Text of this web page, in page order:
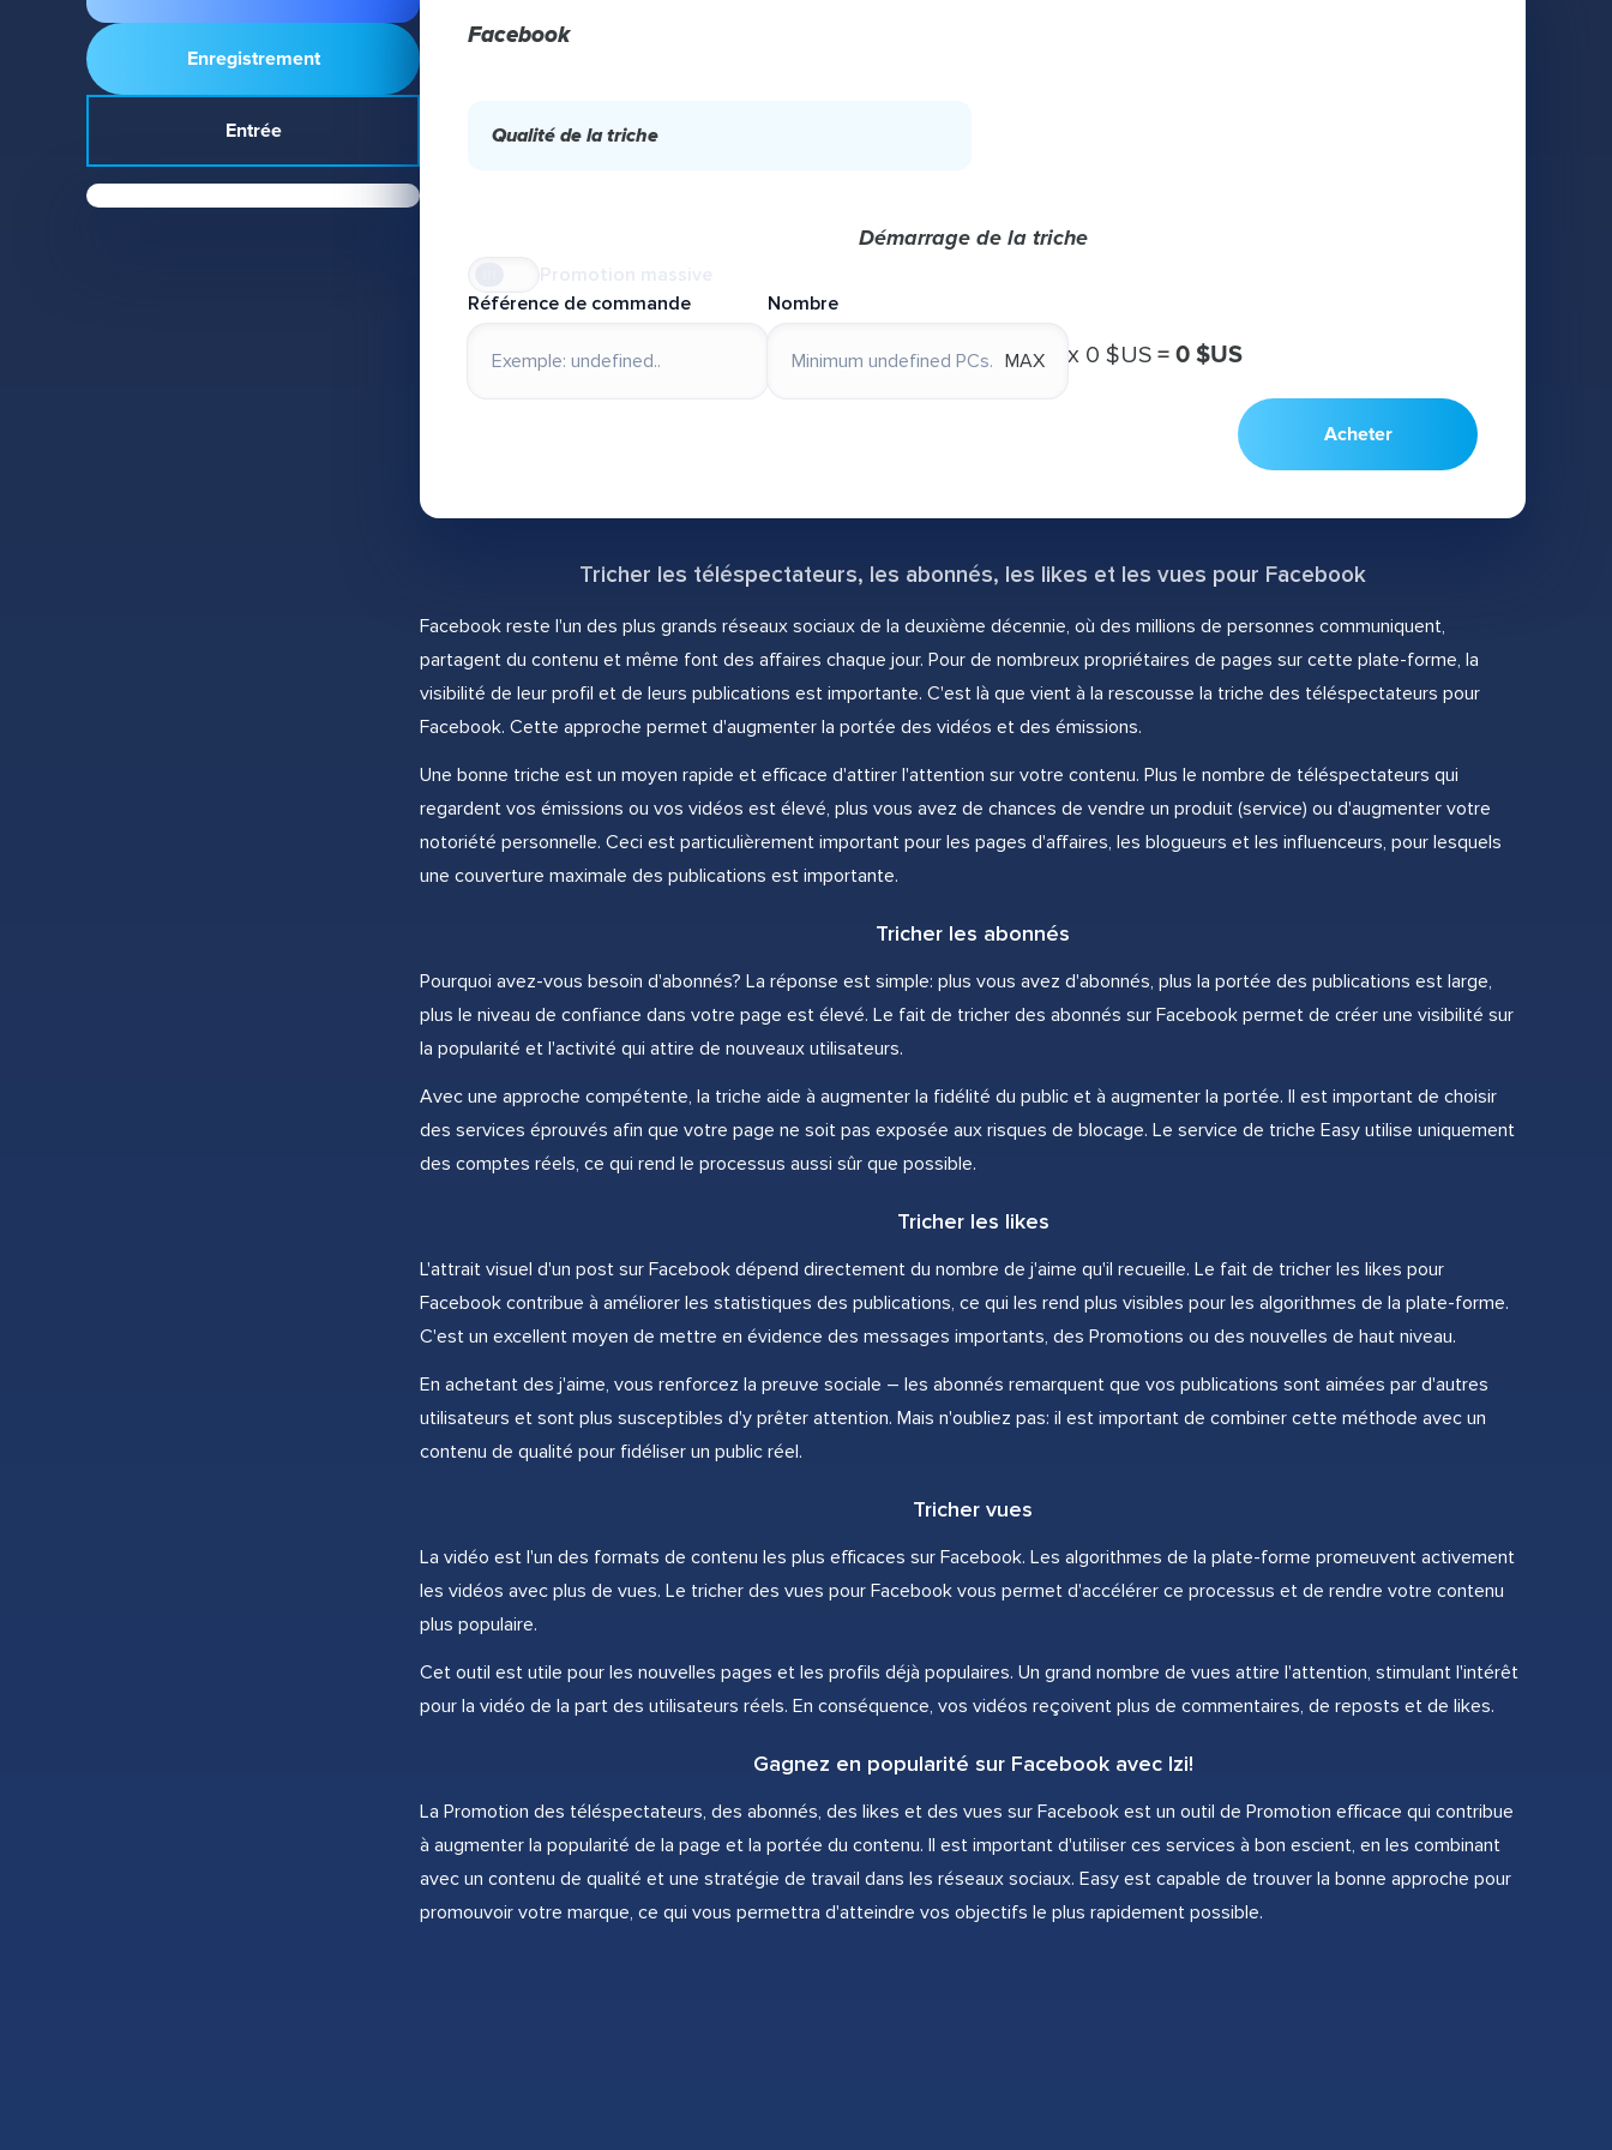
Enregistrement
Entrée
Facebook
Qualité de la triche
Démarrage de la triche
Référence de commande
Nombre
MAX х 0 $US = 0 $US
Acheter
Tricher les téléspectateurs, les abonnés, les likes et les vues pour Facebook
Facebook reste l'un des plus grands réseaux sociaux de la deuxième décennie, où des millions de personnes communiquent,
partagent du contenu et même font des affaires chaque jour. Pour de nombreux propriétaires de pages sur cette plate-forme, la
visibilité de leur profil et de leurs publications est importante. C'est là que vient à la rescousse la triche des téléspectateurs pour
Facebook. Cette approche permet d'augmenter la portée des vidéos et des émissions.
Une bonne triche est un moyen rapide et efficace d'attirer l'attention sur votre contenu. Plus le nombre de téléspectateurs qui
regardent vos émissions ou vos vidéos est élevé, plus vous avez de chances de vendre un produit (service) ou d'augmenter votre
notoriété personnelle. Ceci est particulièrement important pour les pages d'affaires, les blogueurs et les influenceurs, pour lesquels
une couverture maximale des publications est importante.
Tricher les abonnés
Pourquoi avez-vous besoin d'abonnés? La réponse est simple: plus vous avez d'abonnés, plus la portée des publications est large,
plus le niveau de confiance dans votre page est élevé. Le fait de tricher des abonnés sur Facebook permet de créer une visibilité sur
la popularité et l'activité qui attire de nouveaux utilisateurs.
Avec une approche compétente, la triche aide à augmenter la fidélité du public et à augmenter la portée. Il est important de choisir
des services éprouvés afin que votre page ne soit pas exposée aux risques de blocage. Le service de triche Easy utilise uniquement
des comptes réels, ce qui rend le processus aussi sûr que possible.
Tricher les likes
L'attrait visuel d'un post sur Facebook dépend directement du nombre de j'aime qu'il recueille. Le fait de tricher les likes pour
Facebook contribue à améliorer les statistiques des publications, ce qui les rend plus visibles pour les algorithmes de la plate-forme.
C'est un excellent moyen de mettre en évidence des messages importants, des Promotions ou des nouvelles de haut niveau.
En achetant des j'aime, vous renforcez la preuve sociale – les abonnés remarquent que vos publications sont aimées par d'autres
utilisateurs et sont plus susceptibles d'y prêter attention. Mais n'oubliez pas: il est important de combiner cette méthode avec un
contenu de qualité pour fidéliser un public réel.
Tricher vues
La vidéo est l'un des formats de contenu les plus efficaces sur Facebook. Les algorithmes de la plate-forme promeuvent activement
les vidéos avec plus de vues. Le tricher des vues pour Facebook vous permet d'accélérer ce processus et de rendre votre contenu
plus populaire.
Cet outil est utile pour les nouvelles pages et les profils déjà populaires. Un grand nombre de vues attire l'attention, stimulant l'intérêt
pour la vidéo de la part des utilisateurs réels. En conséquence, vos vidéos reçoivent plus de commentaires, de reposts et de likes.
Gagnez en popularité sur Facebook avec Izi!
La Promotion des téléspectateurs, des abonnés, des likes et des vues sur Facebook est un outil de Promotion efficace qui contribue
à augmenter la popularité de la page et la portée du contenu. Il est important d'utiliser ces services à bon escient, en les combinant
avec un contenu de qualité et une stratégie de travail dans les réseaux sociaux. Easy est capable de trouver la bonne approche pour
promouvoir votre marque, ce qui vous permettra d'atteindre vos objectifs le plus rapidement possible.